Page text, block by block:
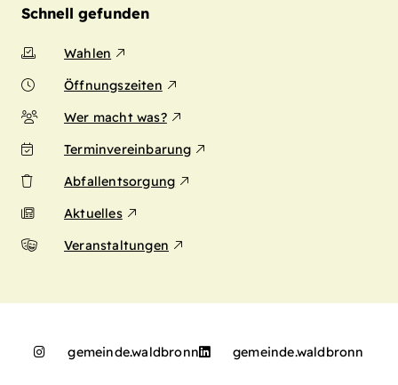
Schnell gefunden
Wahlen
Öffnungszeiten
Wer macht was?
Terminvereinbarung
Abfallentsorgung
Aktuelles
Veranstaltungen
gemeinde.waldbronn gemeinde.waldbronn